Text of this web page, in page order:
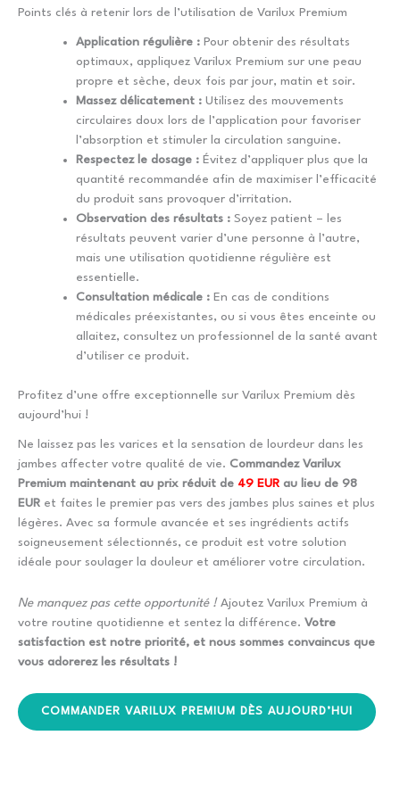
Points clés à retenir lors de l’utilisation de Varilux Premium
Application régulière : Pour obtenir des résultats
optimaux, appliquez Varilux Premium sur une peau
propre et sèche, deux fois par jour, matin et soir.
Massez délicatement : Utilisez des mouvements
circulaires doux lors de l’application pour favoriser
l’absorption et stimuler la circulation sanguine.
Respectez le dosage : Évitez d’appliquer plus que la
quantité recommandée afin de maximiser l’efficacité
du produit sans provoquer d’irritation.
Observation des résultats : Soyez patient – les
résultats peuvent varier d’une personne à l’autre,
mais une utilisation quotidienne régulière est
essentielle.
Consultation médicale : En cas de conditions
médicales préexistantes, ou si vous êtes enceinte ou
allaitez, consultez un professionnel de la santé avant
d’utiliser ce produit.
Profitez d’une offre exceptionnelle sur Varilux Premium dès
aujourd’hui !
Ne laissez pas les varices et la sensation de lourdeur dans les
jambes affecter votre qualité de vie. Commandez Varilux
Premium maintenant au prix réduit de 49 EUR au lieu de 98
EUR et faites le premier pas vers des jambes plus saines et plus
légères. Avec sa formule avancée et ses ingrédients actifs
soigneusement sélectionnés, ce produit est votre solution
idéale pour soulager la douleur et améliorer votre circulation.
Ne manquez pas cette opportunité !Ajoutez Varilux Premium à
votre routine quotidienne et sentez la différence. Votre
satisfaction est notre priorité, et nous sommes convaincus que
vous adorerez les résultats !
COMMANDER VARILUX PREMIUM DÈS AUJOURD’HUI